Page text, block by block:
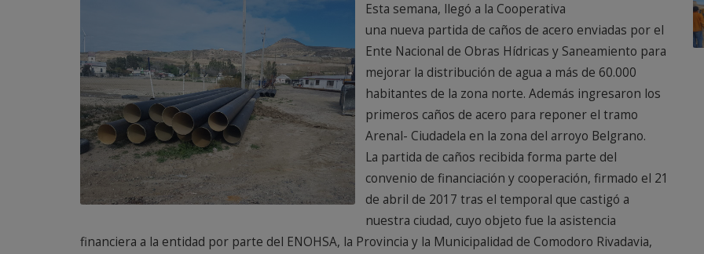
Esta semana, llegó a la Cooperativa
una nueva partida de caños de acero enviadas por el
Ente Nacional de Obras Hídricas y Saneamiento para
mejorar la distribución de agua a más de 60.000
habitantes de la zona norte. Además ingresaron los
primeros caños de acero para reponer el tramo
Arenal- Ciudadela en la zona del arroyo Belgrano.
La partida de caños recibida forma parte del
convenio de financiación y cooperación, firmado el 21
de abril de 2017 tras el temporal que castigó a
nuestra ciudad, cuyo objeto fue la asistencia
financiera a la entidad por parte del ENOHSA, la Provincia y la Municipalidad de Comodoro Rivadavia,